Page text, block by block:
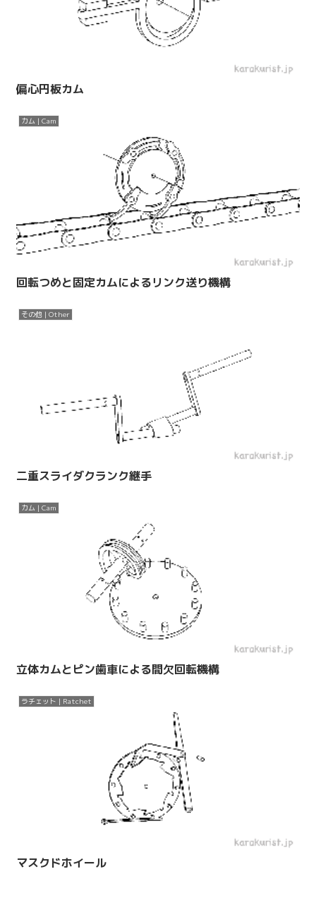
偏心円板カム
カム | Cam
回転つめと固定カムによるリンク送り機構
その他 | Other
二重スライダクランク継手
カム | Cam
立体カムとピン歯車による間欠回転機構
ラチェット | Ratchet
マスクドホイール